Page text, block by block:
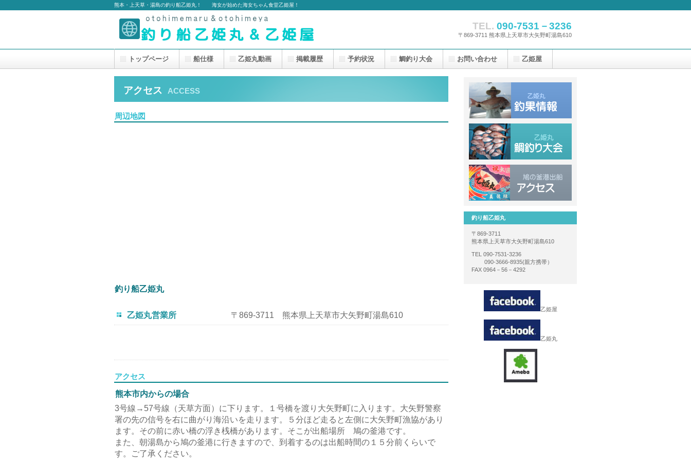
熊本・上天草・湯島の釣り船乙姫丸！ 海女が始めた海女ちゃん食堂乙姫屋！
TEL. 090-7531－3236
〒869-3711 熊本県上天草市大矢野町湯島610
アクセス ACCESS
周辺地図
釣り船乙姫丸
乙姫丸営業所 〒869-3711 熊本県上天草市大矢野町湯島610
アクセス
熊本市内からの場合
3号線→57号線（天草方面）に下ります。１号橋を渡り大矢野町に入ります。大矢野警察
署の先の信号を右に曲がり海沿いを走ります。５分ほど走ると左側に大矢野町漁協があり
ます。その前に赤い橋の浮き桟橋があります。そこが出船場所 鳩の釜港です。
また、朝湯島から鳩の釜港に行きますので、到着するのは出船時間の１５分前くらいで
す。ご了承ください。
トップページ 船仕様 乙姫丸動画 掲載履歴 予約状況 鯛釣り大会 お問い合わせ 乙姫屋
釣り船乙姫丸
〒869-3711
熊本県上天草市大矢野町湯島610
TEL 090-7531-3236
090-3666-8935(親方携帯）
FAX 0964－56－4292
乙姫屋
乙姫丸